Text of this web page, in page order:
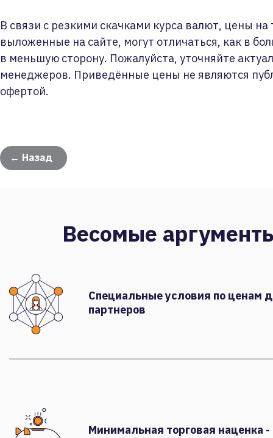
В связи с резкими скачками курса валют, цены на
выложенные на сайте, могут отличаться, как в
в меньшую сторону. Пожалуйста, уточняйте
менеджеров. Приведённые цены не являются
офертой.
← Назад
Весомые
Специальные условия по ценам
партнеров
Минимальная торговая наценка